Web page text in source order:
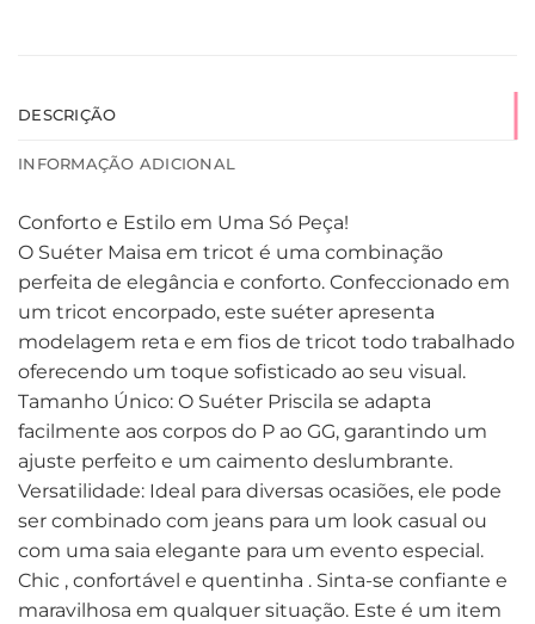
DESCRIÇÃO
INFORMAÇÃO ADICIONAL
Conforto e Estilo em Uma Só Peça!
O Suéter Maisa em tricot é uma combinação
perfeita de elegância e conforto. Confeccionado em
um tricot encorpado, este suéter apresenta
modelagem reta e em fios de tricot todo trabalhado
oferecendo um toque sofisticado ao seu visual.
Tamanho Único: O Suéter Priscila se adapta
facilmente aos corpos do P ao GG, garantindo um
ajuste perfeito e um caimento deslumbrante.
Versatilidade: Ideal para diversas ocasiões, ele pode
ser combinado com jeans para um look casual ou
com uma saia elegante para um evento especial.
Chic , confortável e quentinha . Sinta-se confiante e
maravilhosa em qualquer situação. Este é um item